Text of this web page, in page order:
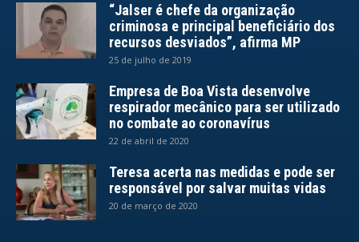
“Jalser é chefe da organização
criminosa e principal beneficiário dos
recursos desviados”, afirma MP
25 de julho de 2019
Empresa de Boa Vista desenvolve
respirador mecânico para ser utilizado
no combate ao coronavírus
22 de abril de 2020
Teresa acerta nas medidas e pode ser
responsável por salvar muitas vidas
20 de março de 2020